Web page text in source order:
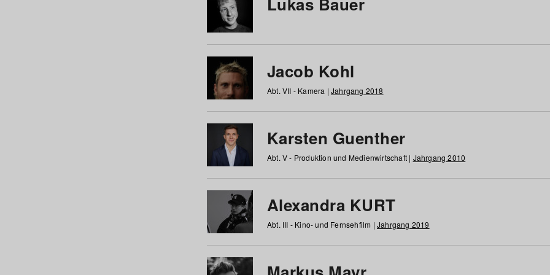
Jacob Kohl
Abt. VII - Kamera | Jahrgang 2018
Karsten Guenther
Abt. V - Produktion und Medienwirtschaft | Jahrgang 2010
Alexandra KURT
Abt. III - Kino- und Fernsehfilm | Jahrgang 2019